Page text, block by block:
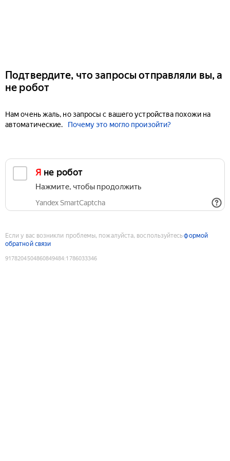
Подтвердите, что запросы отправляли вы, а
не робот
Нам очень жаль, но запросы с вашего устройства похожи на
автоматические.
Почему это могло произойти?
Я не робот
Нажмите, чтобы продолжить
Yandex SmartCaptcha
Если у вас возникли проблемы, пожалуйста, воспользуйтесьформой
обратной связи
9178204504860849484:1786033346